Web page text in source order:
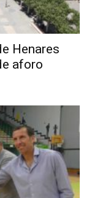
Henares
aforo